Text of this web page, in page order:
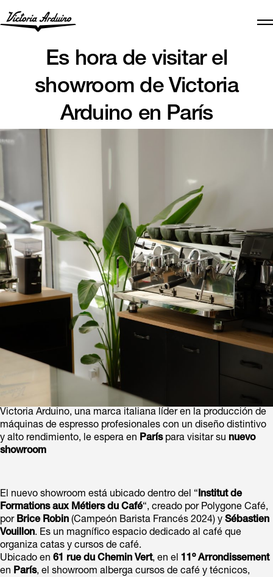
Es hora de visitar el
showroom de Victoria
Arduino en París
Victoria Arduino, una marca italiana líder en la producción de
máquinas de espresso profesionales con un diseño distintivo
y alto rendimiento, le espera en Paríspara visitar su nuevo
showroom
El nuevo showroom está ubicado dentro del “Institut de
Formations aux Métiers du Café“, creado por Polygone Café,
por Brice Robin (Campeón Barista Francés 2024) y Sébastien
Vouillon. Es un magnífico espacio dedicado al café que
organiza catas y cursos de café.
Ubicado en 61 rue du Chemin Vert, en el 11º Arrondissement
en París, el showroom alberga cursos de café y técnicos,